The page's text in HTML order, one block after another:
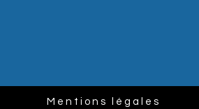
Mentions légales